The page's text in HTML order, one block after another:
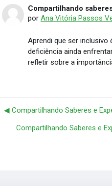
Compartilhando
porAna Vitória Passos
Número de respostas: 0
Aprendi que ser
deficiência ainda
refletir sobre a
◀︎ Compartilhando Saberes e
Compartilhando Saberes e